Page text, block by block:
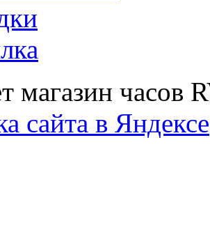
магазин часов
сайта в Яндексе